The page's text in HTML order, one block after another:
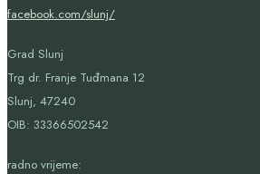
facebook.com/slunj/
Grad Slunj
Trg dr. Franje Tuđmana 12
Slunj, 47240
OIB: 33366502542
radno vrijeme: